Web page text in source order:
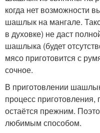
когда нет возможности
шашлык на мангале.
в духовке) не даст
шашлыка (будет
мясо приготовится с
сочное.
В приготовлении
процесс
остаётся прежним.
любимым способом.